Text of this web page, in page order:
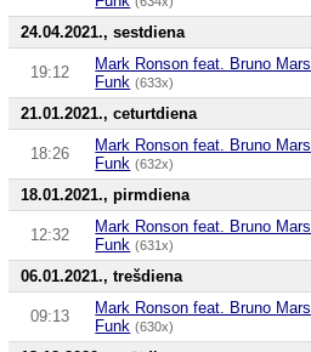
24.04.2021., sestdiena
19:12 Mark Ronson feat. Bruno Mars
Funk (633x)
21.01.2021., ceturtdiena
18:26 Mark Ronson feat. Bruno Mars
Funk (632x)
18.01.2021., pirmdiena
12:32 Mark Ronson feat. Bruno Mars
Funk (631x)
06.01.2021., trešdiena
09:13 Mark Ronson feat. Bruno Mars
Funk (630x)